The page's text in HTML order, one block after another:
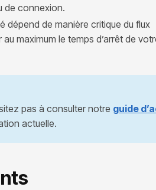
de connexion.
dépend de manière critique du flux
maximum le temps d’arrêt de
pas à consulter notre guide
actuelle.